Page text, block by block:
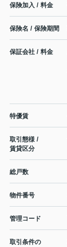
保険加入 / 料金
保険名 / 保険期間
保証会社 / 料金
特優賃
取引態様 /
賃貸区分
総戸数
物件番号
管理コード
取引条件の